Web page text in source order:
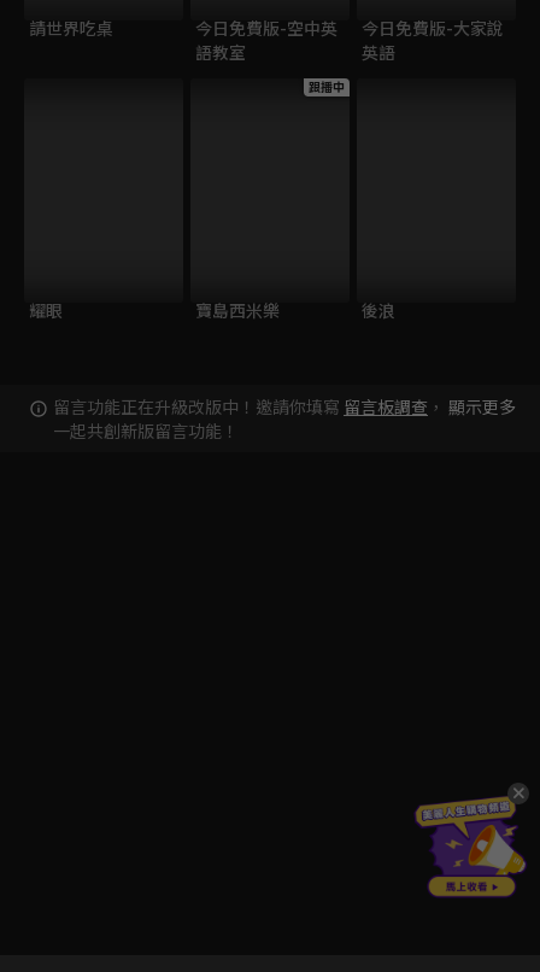
請世界吃桌
今日免費版-空中英
語教室
今日免費版-大家說
英語
耀眼
跟播中
寶島西米樂 後浪
留言功能正在升級改版中！邀請你填寫 留言板調查 ，
一起共創新版留言功能！
顯示更多